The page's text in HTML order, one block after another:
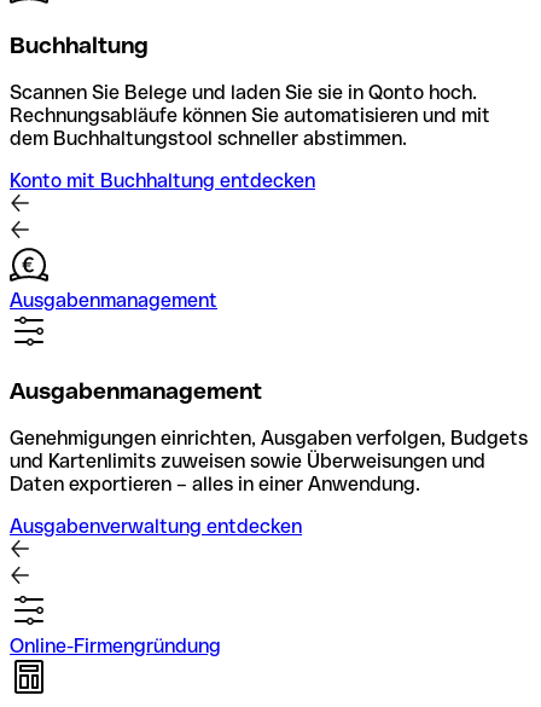
Buchhaltung
Scannen Sie Belege und laden Sie sie in Qonto hoch.
Rechnungsabläufe können Sie automatisieren und mit
dem Buchhaltungstool schneller abstimmen.
Konto mit Buchhaltung entdecken
Ausgabenmanagement
Ausgabenmanagement
Genehmigungen einrichten, Ausgaben verfolgen, Budgets
und Kartenlimits zuweisen sowie Überweisungen und
Daten exportieren – alles in einer Anwendung.
Ausgabenverwaltung entdecken
Online-Firmengründung